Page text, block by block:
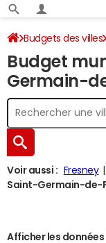
Budgets des villes
Budget 2024
Budget
Germain-
Voir aussi : Fresney
Saint-Germain-de-
Afficher les